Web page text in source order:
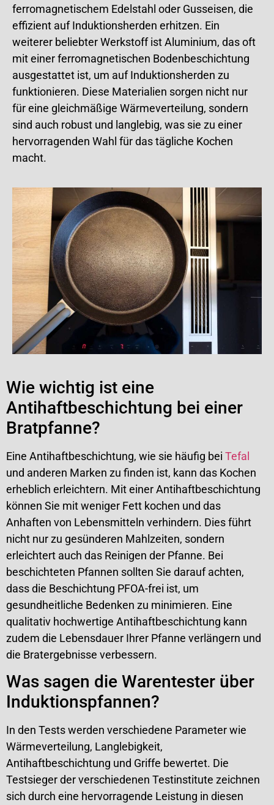
ferromagnetischem Edelstahl oder Gusseisen, die
effizient auf Induktionsherden erhitzen. Ein
weiterer beliebter Werkstoff ist Aluminium, das oft
mit einer ferromagnetischen Bodenbeschichtung
ausgestattet ist, um auf Induktionsherden zu
funktionieren. Diese Materialien sorgen nicht nur
für eine gleichmäßige Wärmeverteilung, sondern
sind auch robust und langlebig, was sie zu einer
hervorragenden Wahl für das tägliche Kochen
macht.
Wie wichtig ist eine
Antihaftbeschichtung bei einer
Bratpfanne?
Eine Antihaftbeschichtung, wie sie häufig bei Tefal
und anderen Marken zu finden ist, kann das Kochen
erheblich erleichtern. Mit einer Antihaftbeschichtung
können Sie mit weniger Fett kochen und das
Anhaften von Lebensmitteln verhindern. Dies führt
nicht nur zu gesünderen Mahlzeiten, sondern
erleichtert auch das Reinigen der Pfanne. Bei
beschichteten Pfannen sollten Sie darauf achten,
dass die Beschichtung PFOA-frei ist, um
gesundheitliche Bedenken zu minimieren. Eine
qualitativ hochwertige Antihaftbeschichtung kann
zudem die Lebensdauer Ihrer Pfanne verlängern und
die Bratergebnisse verbessern.
Was sagen die Warentester über
Induktionspfannen?
In den Tests werden verschiedene Parameter wie
Wärmeverteilung, Langlebigkeit,
Antihaftbeschichtung und Griffe bewertet. Die
Testsieger der verschiedenen Testinstitute zeichnen
sich durch eine hervorragende Leistung in diesen